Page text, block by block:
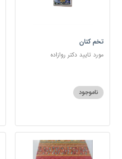
تخم کتان
مورد تایید دکتر روازاده
ناموجود